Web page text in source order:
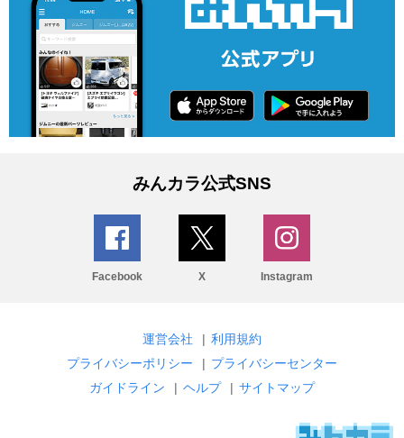
みんカラ公式SNS
Facebook X Instagram
運営会社 | 利用規約
プライバシーポリシー
| プライバシーセンター
ガイドライン
| ヘルプ | サイトマップ